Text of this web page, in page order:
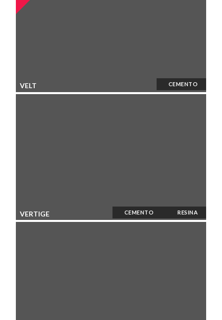
VELT CEMENTO
VERTIGE CEMENTO RESINA